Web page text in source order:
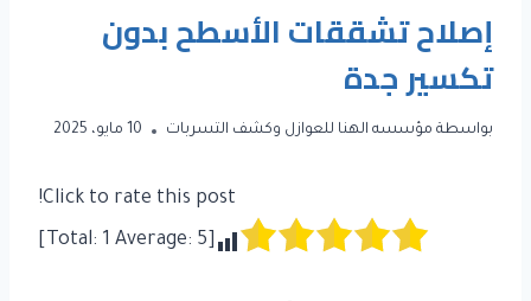
إصلاح تشققات الأسطح بدون
تكسير جدة
بواسطة مؤسسه الهنا للعوازل وكشف التسربات 10 مايو، 2025
Click to rate this post!
1 Average: 5